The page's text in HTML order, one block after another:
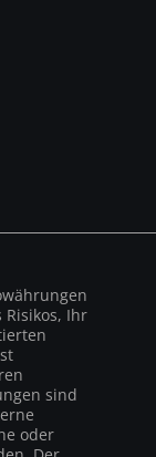
Ihr
sind
oder